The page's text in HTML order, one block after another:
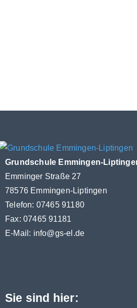
Grundschule Emmingen-
Emminger Straße 27
78576 Emmingen-Liptingen
Telefon: 07465 91180
Fax: 07465 91181
E-Mail: info@gs-el.de
Sie sind hier: